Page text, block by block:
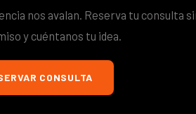
nos avalan. Reserva tu consulta
y cuéntanos tu idea.
CONSULTA